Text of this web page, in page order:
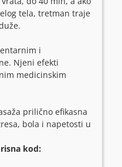
tela, tretman traje
i
Njeni efekti
medicinskim
prilično efikasna
bola i napetosti u
kod: